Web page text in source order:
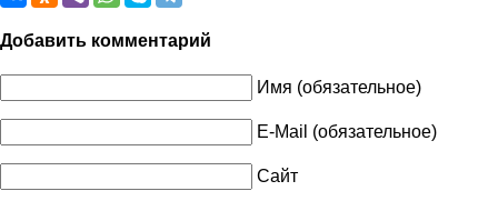
Добавить комментарий
Имя (обязательное)
E-Mail (обязательное)
Сайт